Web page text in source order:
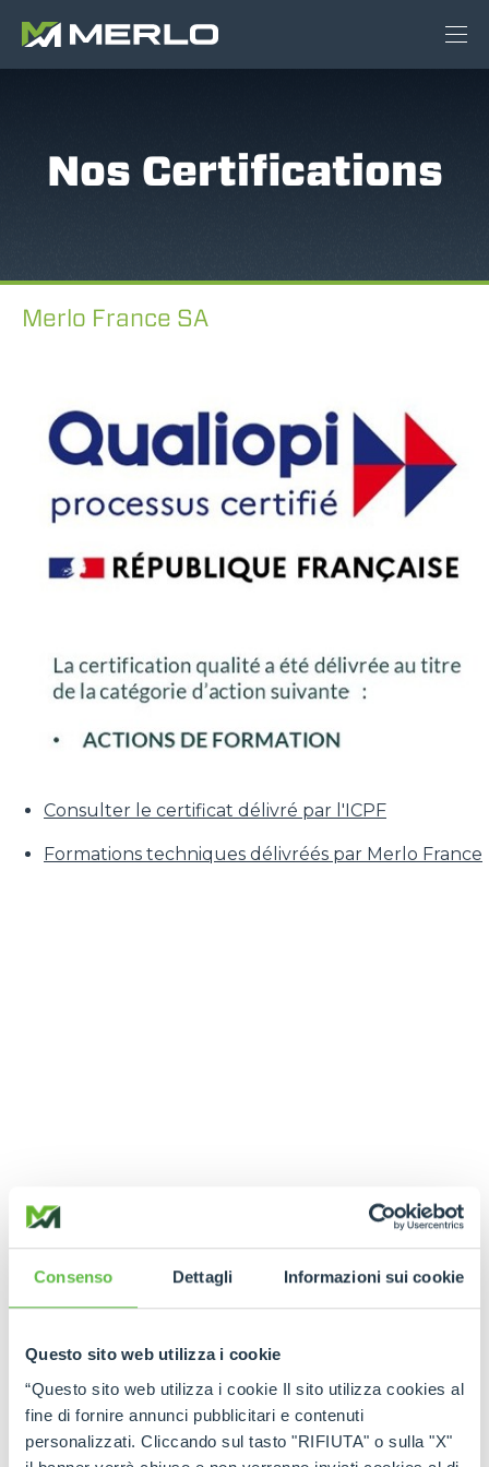
Consenso Dettagli Informazioni sui cookie
Questo sito web utilizza i cookie
“Questo sito web utilizza i cookie Il sito utilizza cookies al
fine di fornire annunci pubblicitari e contenuti
personalizzati. Cliccando sul tasto "RIFIUTA" o sulla "X"
Nos Certifications
Merlo France SA
Consulter le certificat délivré par l'ICPF
Formations techniques délivréés par Merlo France